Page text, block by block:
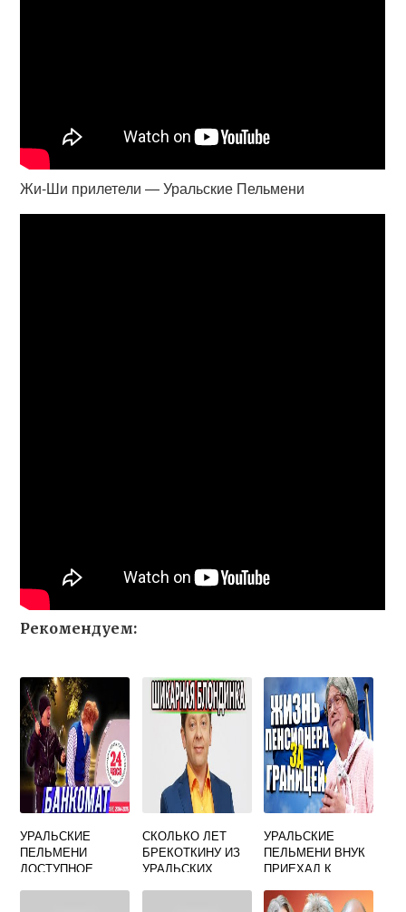
Жи-Ши прилетели — Уральские Пельмени
Рекомендуем:
УРАЛЬСКИЕ
ПЕЛЬМЕНИ
ДОСТУПНОЕ
СКОЛЬКО ЛЕТ
БРЕКОТКИНУ ИЗ
УРАЛЬСКИХ
УРАЛЬСКИЕ
ПЕЛЬМЕНИ ВНУК
ПРИЕХАЛ К
ДЕРЕВНЮ